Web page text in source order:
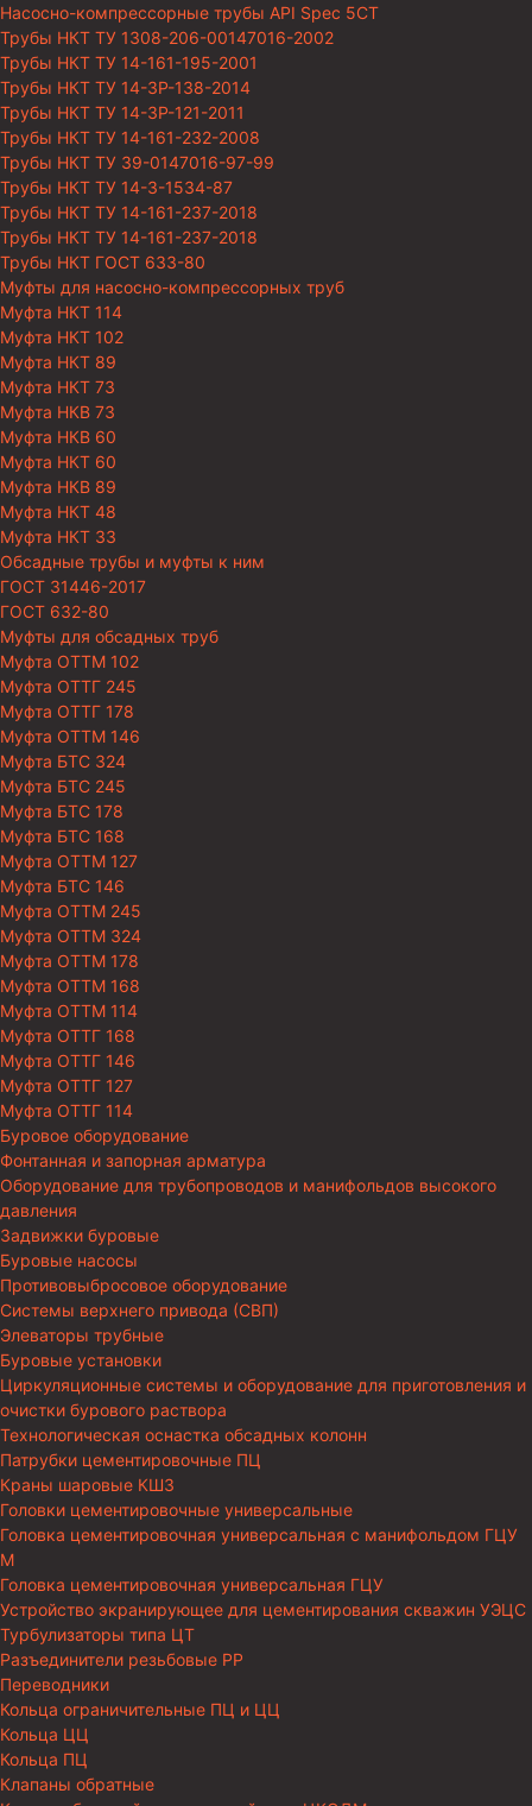
Насосно-компрессорные трубы API Spec 5CT
Трубы НКТ ТУ 1308-206-00147016-2002
Трубы НКТ ТУ 14-161-195-2001
Трубы НКТ ТУ 14-3Р-138-2014
Трубы НКТ ТУ 14-3Р-121-2011
Трубы НКТ ТУ 14-161-232-2008
Трубы НКТ ТУ 39-0147016-97-99
Трубы НКТ ТУ 14-3-1534-87
Трубы НКТ ТУ 14-161-237-2018
Трубы НКТ ТУ 14-161-237-2018
Трубы НКТ ГОСТ 633-80
Муфты для насосно-компрессорных труб
Муфта НКТ 114
Муфта НКТ 102
Муфта НКТ 89
Муфта НКТ 73
Муфта НКВ 73
Муфта НКВ 60
Муфта НКТ 60
Муфта НКВ 89
Муфта НКТ 48
Муфта НКТ 33
Обсадные трубы и муфты к ним
ГОСТ 31446-2017
ГОСТ 632-80
Муфты для обсадных труб
Муфта ОТТМ 102
Муфта ОТТГ 245
Муфта ОТТГ 178
Муфта ОТТМ 146
Муфта БТС 324
Муфта БТС 245
Муфта БТС 178
Муфта БТС 168
Муфта ОТТМ 127
Муфта БТС 146
Муфта ОТТМ 245
Муфта ОТТМ 324
Муфта ОТТМ 178
Муфта ОТТМ 168
Муфта ОТТМ 114
Муфта ОТТГ 168
Муфта ОТТГ 146
Муфта ОТТГ 127
Муфта ОТТГ 114
Буровое оборудование
Фонтанная и запорная арматура
Оборудование для трубопроводов и манифольдов высокого
давления
Задвижки буровые
Буровые насосы
Противовыбросовое оборудование
Системы верхнего привода (СВП)
Элеваторы трубные
Буровые установки
Циркуляционные системы и оборудование для приготовления и
очистки бурового раствора
Технологическая оснастка обсадных колонн
Патрубки цементировочные ПЦ
Краны шаровые КШЗ
Головки цементировочные универсальные
Головка цементировочная универсальная с манифольдом ГЦУ
М
Головка цементировочная универсальная ГЦУ
Устройство экранирующее для цементирования скважин УЭЦС
Турбулизаторы типа ЦТ
Разъединители резьбовые РР
Переводники
Кольца ограничительные ПЦ и ЦЦ
Кольца ЦЦ
Кольца ПЦ
Клапаны обратные